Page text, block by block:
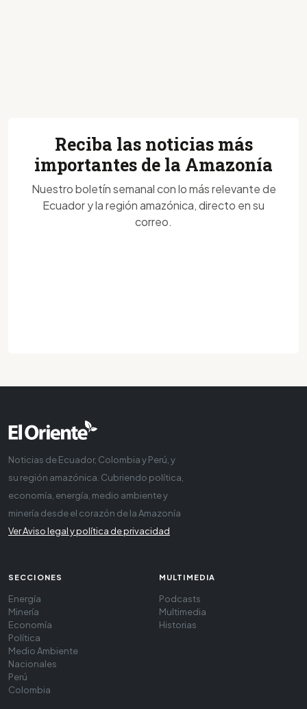
Reciba las noticias más
importantes de la Amazonía
Nuestro boletín semanal con lo más relevante de
Ecuador y la región amazónica, directo en su
correo.
Noticias de Ecuador, Colombia y Perú, y
su región amazónica. Cubriendo política,
economía, energía, medio ambiente y
minería desde el corazón de la Amazonía
Ver Aviso legal y política de privacidad
SECCIONES
Energía
Minería
Economía
Política
Medio Ambiente
Nacionales
Perú
Colombia
MULTIMEDIA
Podcasts
Multimedia
Historias